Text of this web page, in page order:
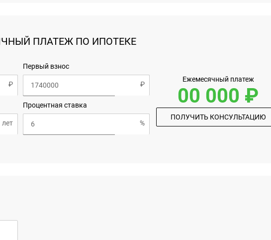
ПЛАТЕЖ ПО ИПОТЕКЕ
Первый взнос
Процентная ставка
Ежемесячный платеж
00 000 ₽
ПОЛУЧИТЬ КОНСУЛЬТАЦИЮ